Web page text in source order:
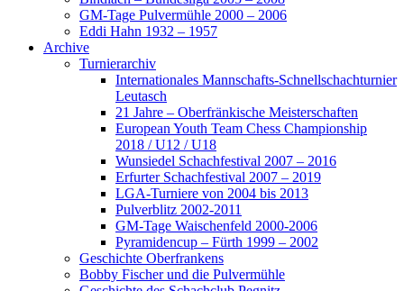
GM-Tage Pulvermühle 2000 – 2006
Eddi Hahn 1932 – 1957
Archive
Turnierarchiv
Internationales Mannschafts-Schnellschachturnier
Leutasch
21 Jahre – Oberfränkische Meisterschaften
European Youth Team Chess Championship
2018 / U12 / U18
Wunsiedel Schachfestival 2007 – 2016
Erfurter Schachfestival 2007 – 2019
LGA-Turniere von 2004 bis 2013
Pulverblitz 2002-2011
GM-Tage Waischenfeld 2000-2006
Pyramidencup – Fürth 1999 – 2002
Geschichte Oberfrankens
Bobby Fischer und die Pulvermühle